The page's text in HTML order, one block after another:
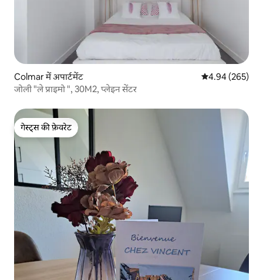
Colmar में अपार्टमेंट औसत रेटिंग 5 में से
4.94 (265)
जोली "ले प्राइमो ", 30M2, प्लेइन सेंटर
गेस्ट्स की फ़ेवरेट
गेस्ट्स की फ़ेवरेट